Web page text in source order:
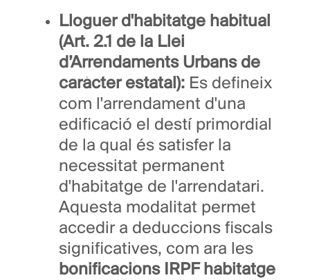
Lloguer d'habitatge habitual
(Art. 2.1 de la Llei
d’Arrendaments Urbans de
caràcter estatal): Es defineix
com l'arrendament d'una
edificació el destí primordial
de la qual és satisfer la
necessitat permanent
d'habitatge de l'arrendatari.
Aquesta modalitat permet
accedir a deduccions fiscals
significatives, com ara les
bonificacions IRPF habitatge